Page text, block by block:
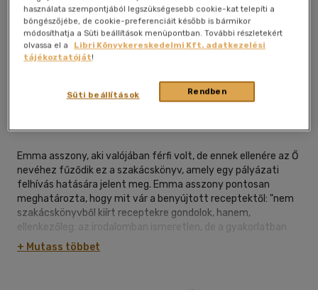
Emma asszony, aki valójában férfi volt, de ennek ellenére az Ő
nevéhez fűződik ez a szakácskönyv, amely egy pályázati
felhívás hatására jelent meg. Emma asszony pontosan
meghatározta, hogy mit vár a benyújtott receptektől: "nem
szakácskönyvből kiírt receptekre gondolok, hanem,
ellenkezőleg: az irodalomban ismeretlen, de a gyakorlatban
kipróbált vagy egy-egy ritka és ismeretlen ételnek vagy egy-
egy ismeretlen étel ritka és ismeretlen változatának
+ Mutass többet
használata szempontjából legszükségesebb cookie-kat telepíti a
böngészőjébe, de cookie-preferenciáit később is bármikor
módosíthatja a Süti beállítások menüpontban. További részletekért
olvassa el a
Libri Könyvkereskedelmi Kft. adatkezelési
tájékoztatóját!
Rendben
Süti beállítások